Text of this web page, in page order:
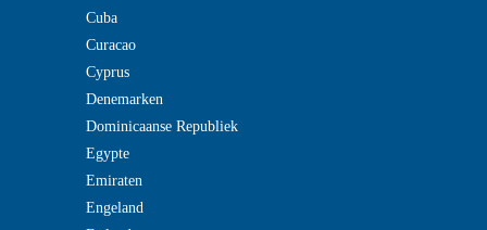
Cuba
Curacao
Cyprus
Denemarken
Dominicaanse Republiek
Egypte
Emiraten
Engeland